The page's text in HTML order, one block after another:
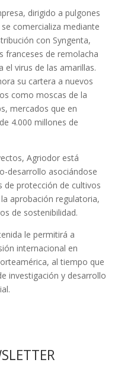
dirigido a pulgones
comercializa mediante
con Syngenta,
franceses de remolacha
el virus de las amarillas.
su cartera a nuevos
como moscas de la
mercados que en
4.000 millones de
Agriodor está
desarrollo asociándose
de protección de cultivos
aprobación regulatoria,
de sostenibilidad.
le permitirá a
internacional en
al tiempo que
investigación y desarrollo